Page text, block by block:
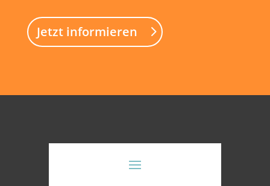
Jetzt informieren